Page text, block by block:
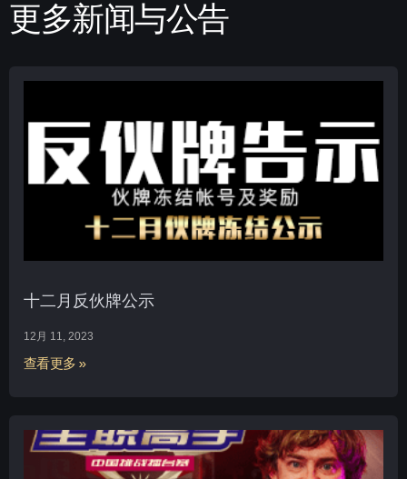
更多新闻与公告
十二月反伙牌公示
12月 11, 2023
查看更多 »